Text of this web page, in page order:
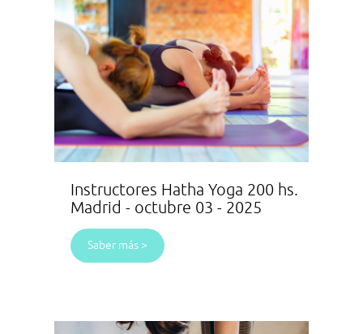
Instructores Hatha Yoga 200 hs.
Madrid - octubre 03 - 2025
Saber más >